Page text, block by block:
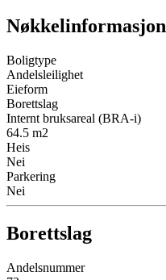
Nøkkelinformasjon
Boligtype
Andelsleilighet
Eieform
Borettslag
Internt bruksareal (BRA-i)
64.5 m2
Heis
Nei
Parkering
Nei
Borettslag
Andelsnummer